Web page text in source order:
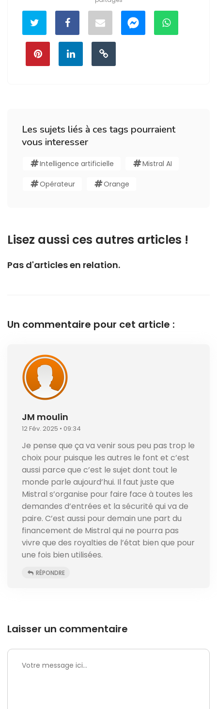
Les sujets liés à ces tags pourraient
vous interesser
Intelligence artificielle Mistral AI
Opérateur Orange
Lisez aussi ces autres articles !
Pas d'articles en relation.
Un commentaire pour cet article :
JM moulin
12 Fév. 2025 • 09:34
Je pense que ça va venir sous peu pas trop le
choix pour puisque les autres le font et c’est
aussi parce que c’est le sujet dont tout le
monde parle aujourd’hui. Il faut juste que
Mistral s’organise pour faire face à toutes les
demandes d’entrées et la sécurité qui va de
paire. C’est aussi pour demain une part du
financement de Mistral qui ne pourra pas
vivre que des royalties de l’état bien que pour
une fois bien utilisées.
RÉPONDRE
Laisser un commentaire